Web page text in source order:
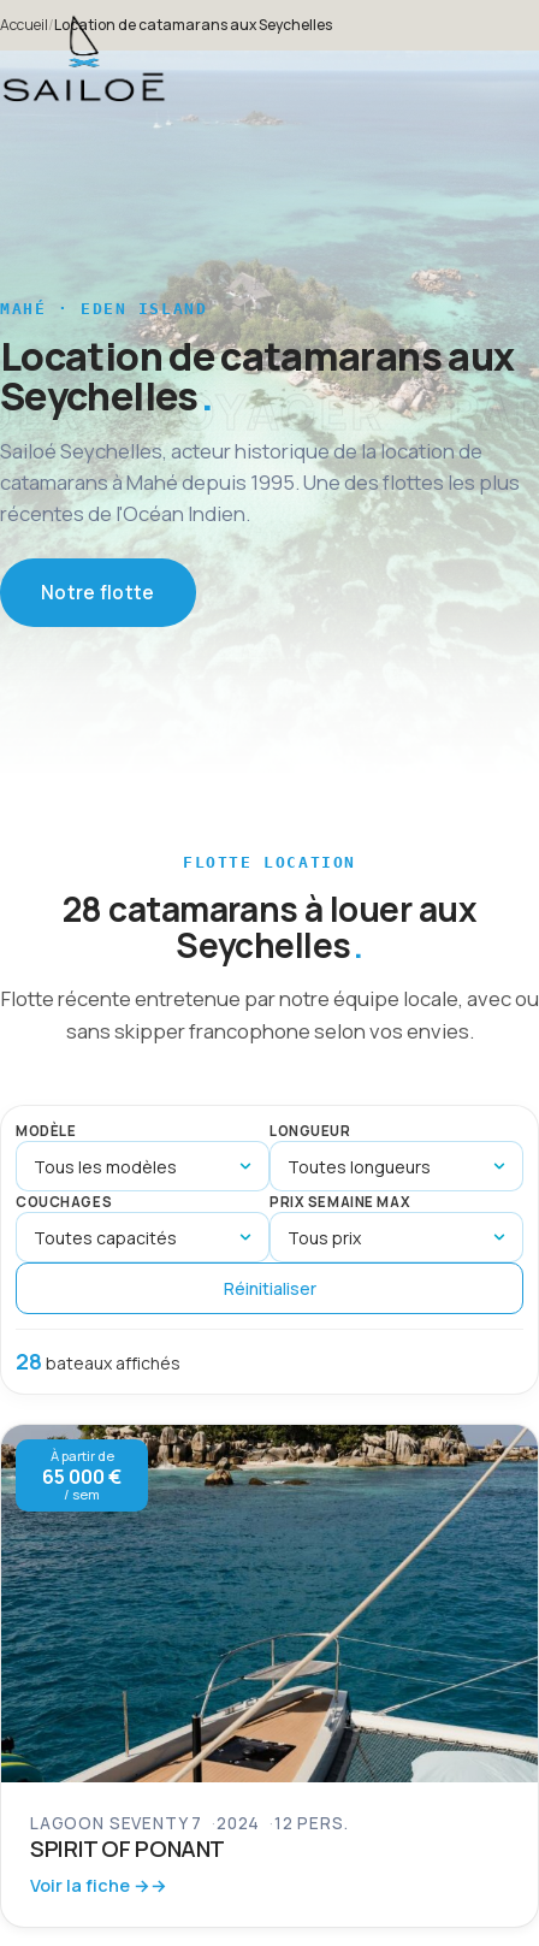
Accueil/Location de catamarans aux Seychelles
MAHÉ · EDEN ISLAND
Location de catamarans aux
Seychelles
Sailoé Seychelles, acteur historique de la location de
catamarans à Mahé depuis 1995. Une des flottes les plus
récentes de l'Océan Indien.
Notre flotte
FLOTTE LOCATION
28 catamarans à louer aux
Seychelles
Flotte récente entretenue par notre équipe locale, avec ou
sans skipper francophone selon vos envies.
MODÈLE LONGUEUR
COUCHAGES PRIX SEMAINE MAX
Réinitialiser
28 bateaux affichés
À partir de
65 000 €
/ sem
LAGOON SEVENTY 7 2024 12 PERS.
SPIRIT OF PONANT
Voir la fiche →